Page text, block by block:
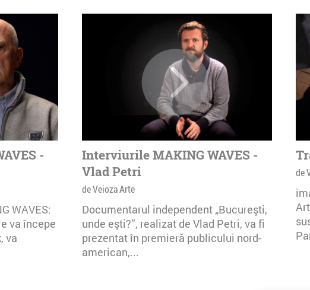
In
acum,
fi
cu un
nise
pentru
Echipa
-
WAVES:
va începe
va
Interviurile MAKING WAVES -
Vlad Petri
de Veioza Arte
Documentarul independent „Bucureşti,
unde eşti?”, realizat de Vlad Petri, va fi
prezentat în premieră publicului nord-
american,...
de